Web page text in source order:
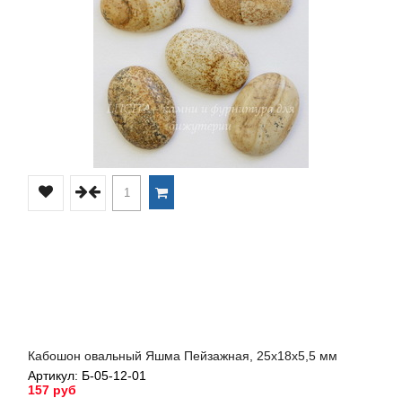
Кабошон овальный Яшма Пейзажная, 25х18х5,5 мм
Артикул: Б-05-12-01
157 руб